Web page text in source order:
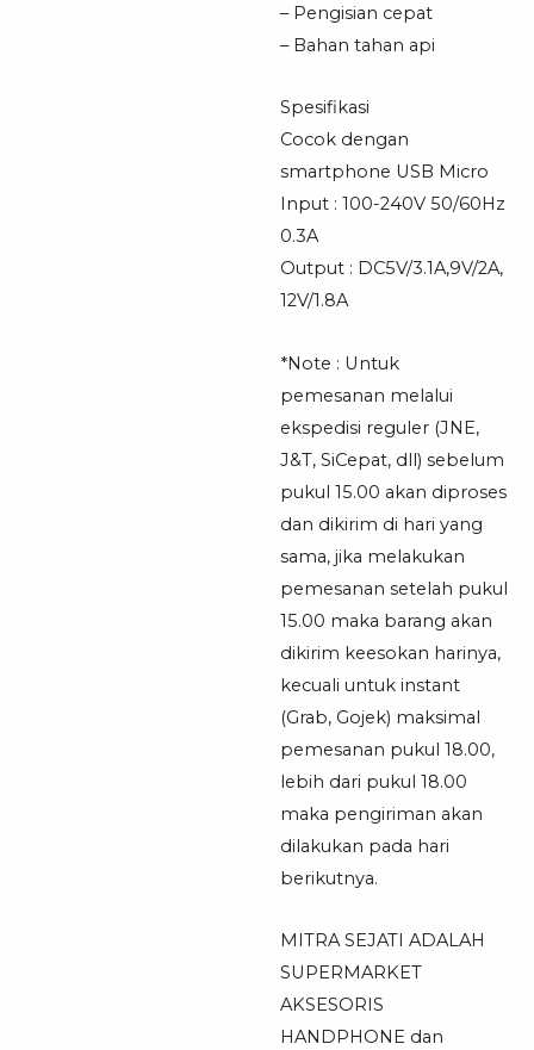
– Pengisian cepat
– Bahan tahan api
Spesifikasi
Cocok dengan
smartphone USB Micro
Input : 100-240V 50/60Hz
0.3A
Output : DC5V/3.1A,9V/2A,
12V/1.8A
*Note : Untuk
pemesanan melalui
ekspedisi reguler (JNE,
J&T, SiCepat, dll) sebelum
pukul 15.00 akan diproses
dan dikirim di hari yang
sama, jika melakukan
pemesanan setelah pukul
15.00 maka barang akan
dikirim keesokan harinya,
kecuali untuk instant
(Grab, Gojek) maksimal
pemesanan pukul 18.00,
lebih dari pukul 18.00
maka pengiriman akan
dilakukan pada hari
berikutnya.
MITRA SEJATI ADALAH
SUPERMARKET
AKSESORIS
HANDPHONE dan